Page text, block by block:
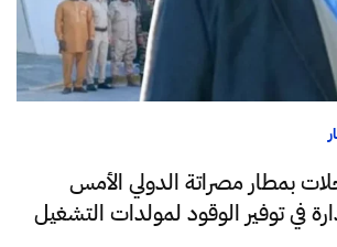
بمطار مصراتة الدولي الأمس
في توفير الوقود لمولدات التشغيل